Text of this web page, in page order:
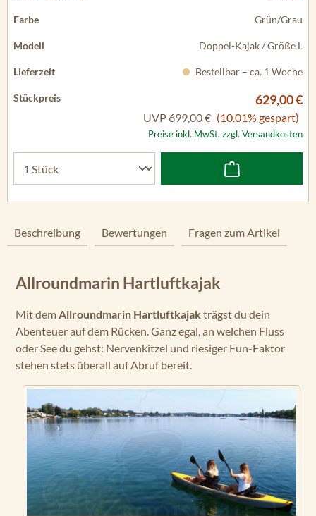
Grün/Grau
Doppel-Kajak / Größe L
Bestellbar – ca. 1 Woche
629,00 €
UVP 699,00 € (10.01% gespart)
Preise inkl. MwSt. zzgl. Versandkosten
Beschreibung Bewertungen Fragen zum Artikel
Allroundmarin Hartluftkajak
Mit demAllroundmarin Hartluftkajakträgst du dein
Abenteuer auf dem Rücken. Ganz egal, an welchen Fluss
oder See du gehst: Nervenkitzel und riesiger Fun-Faktor
stehen stets überall auf Abruf bereit.